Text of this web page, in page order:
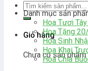
Tìm
kiếm:
Giỏ hàng
Chưa có sản
Danh mục sản
Hoa Tươi
Hoa Tặng
Hoa Sinh
Hoa Khai
Hoa Chia